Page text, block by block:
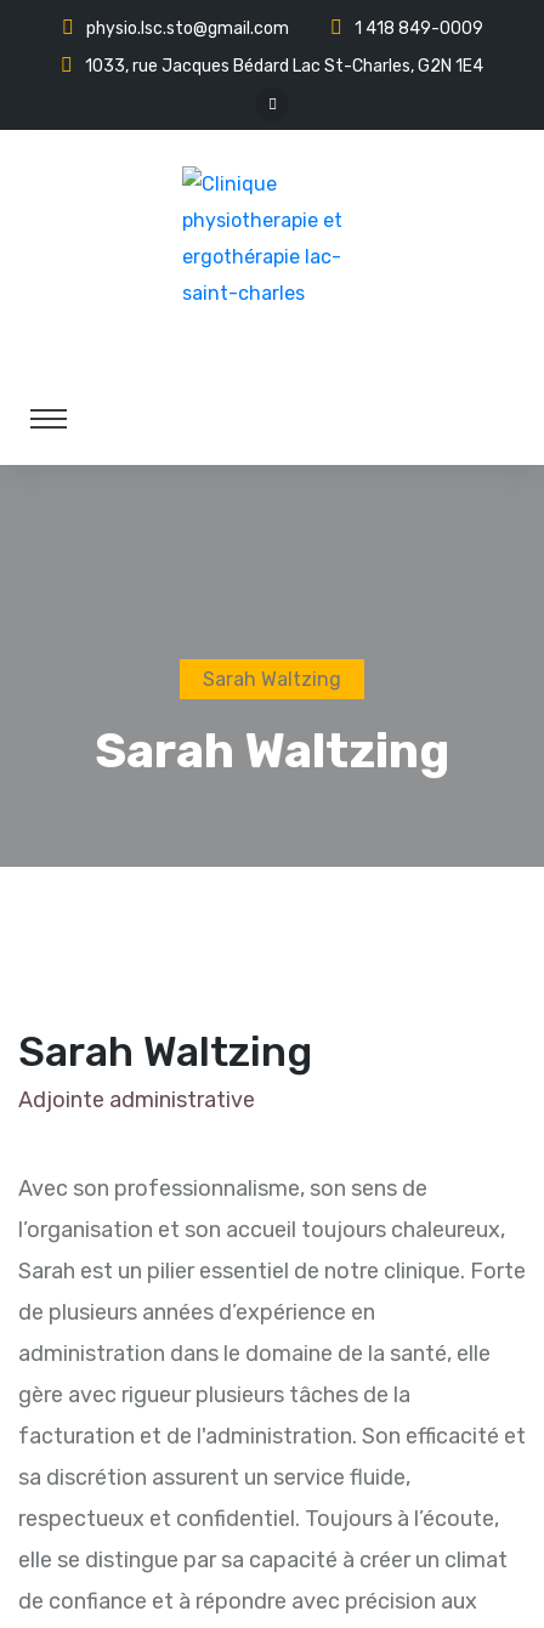
physio.lsc.sto@gmail.com
1 418 849-0009
1033, rue Jacques Bédard Lac St-Charles, G2N 1E4
Sarah Waltzing
Sarah Waltzing
Sarah Waltzing
Adjointe administrative
Avec son professionnalisme, son sens de
l’organisation et son accueil toujours chaleureux,
Sarah est un pilier essentiel de notre clinique. Forte
de plusieurs années d’expérience en
administration dans le domaine de la santé, elle
gère avec rigueur plusieurs tâches de la
facturation et de l'administration. Son efficacité et
sa discrétion assurent un service fluide,
respectueux et confidentiel. Toujours à l’écoute,
elle se distingue par sa capacité à créer un climat
de confiance et à répondre avec précision aux